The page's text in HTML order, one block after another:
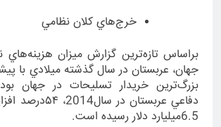
خرج‌هاي كلان نظامي
براساس تازه‌‌ترين گزارش ميزان
جهان، عربستان در سال گذشته ميلادي با
بزرگ‌ترين خريدار تسليحات در جهان
دفاعي عربستان در
6.5ميليارد دلار رسيده است.